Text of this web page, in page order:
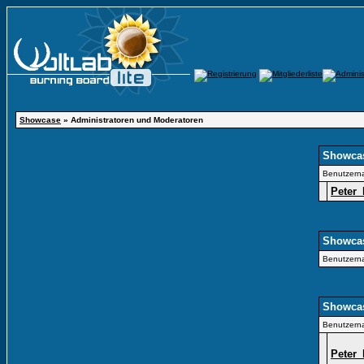
Showcase » Administratoren und Moderatoren